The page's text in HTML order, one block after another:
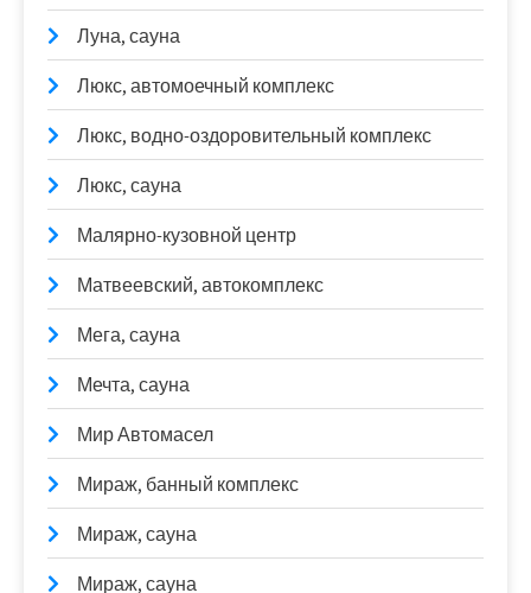
Луна, сауна
Люкс, автомоечный комплекс
Люкс, водно-оздоровительный комплекс
Люкс, сауна
Малярно-кузовной центр
Матвеевский, автокомплекс
Мега, сауна
Мечта, сауна
Мир Автомасел
Мираж, банный комплекс
Мираж, сауна
Мираж, сауна